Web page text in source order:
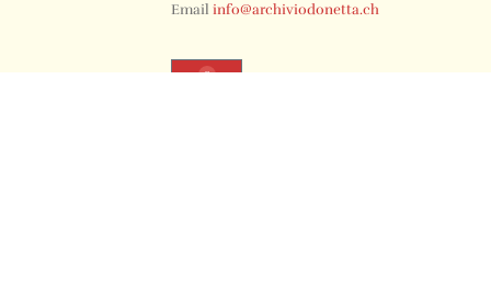
Emailinfo@archiviodonetta.ch
0